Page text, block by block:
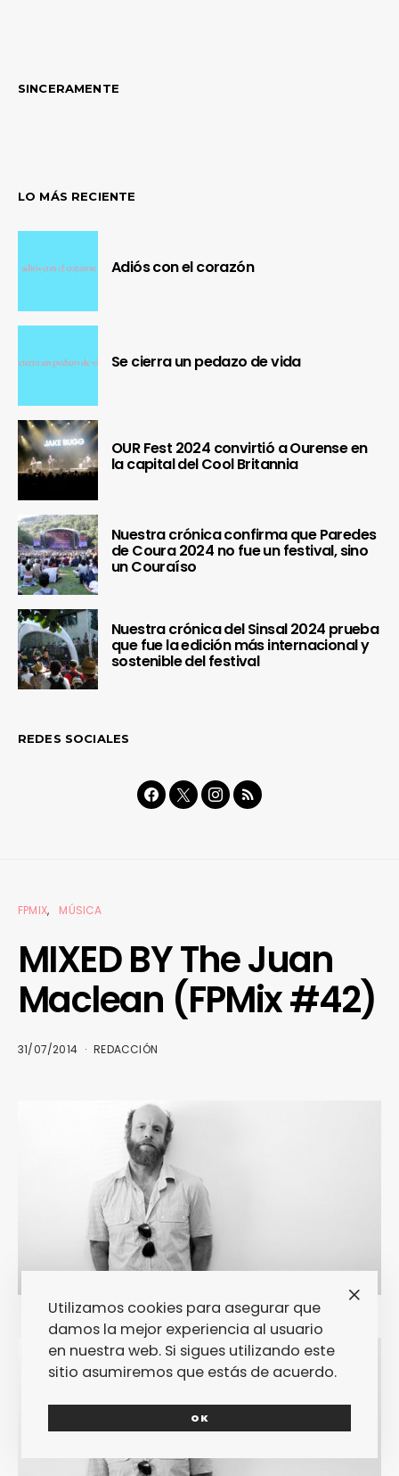
SINCERAMENTE
LO MÁS RECIENTE
Adiós con el corazón
Se cierra un pedazo de vida
OUR Fest 2024 convirtió a Ourense en
la capital del Cool Britannia
Nuestra crónica confirma que Paredes
de Coura 2024 no fue un festival, sino
un Couraíso
Nuestra crónica del Sinsal 2024 prueba
que fue la edición más internacional y
sostenible del festival
REDES SOCIALES
FPMIX MÚSICA
MIXED BY The Juan
Maclean (FPMix #42)
31/07/2014 REDACCIÓN
Utilizamos cookies para asegurar que
damos la mejor experiencia al usuario
en nuestra web. Si sigues utilizando este
sitio asumiremos que estás de acuerdo.
OK